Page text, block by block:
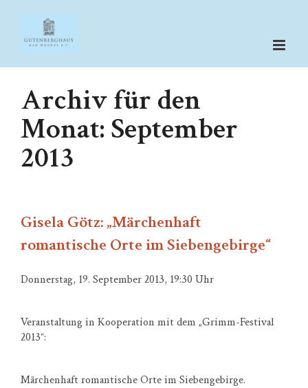
springen
Archiv für den
Monat: September
2013
Gisela Götz: „Märchenhaft
romantische Orte im Siebengebirge“
Donnerstag, 19. September 2013, 19:30 Uhr
Veranstaltung in Kooperation mit dem „Grimm-Festival
2013“:
Märchenhaft romantische Orte im Siebengebirge.